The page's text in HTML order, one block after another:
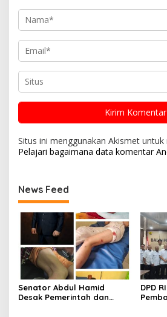
Situs ini menggunakan Akismet
Pelajari bagaimana data komentar
News Feed
Senator Abdul Hamid
Desak Pemerintah dan
DPD